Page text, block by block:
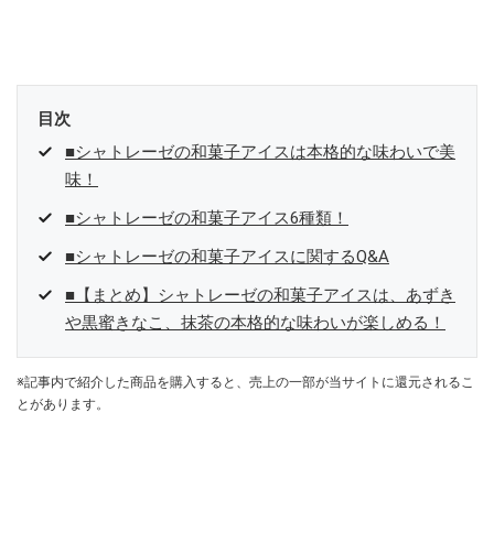
目次
■シャトレーゼの和菓子アイスは本格的な味わいで美
味！
■シャトレーゼの和菓子アイス6種類！
■シャトレーゼの和菓子アイスに関するQ&A
■【まとめ】シャトレーゼの和菓子アイスは、あずき
や黒蜜きなこ、抹茶の本格的な味わいが楽しめる！
※記事内で紹介した商品を購入すると、売上の一部が当サイトに還元されるこ
とがあります。